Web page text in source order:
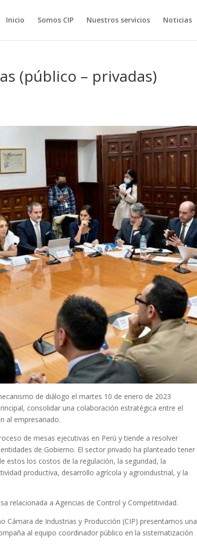
Inicio Somos CIP Nuestros servicios Noticias
(público – privadas)
de diálogo el martes 10 de enero de 2023
consolidar una colaboración estratégica entre el
al empresariado.
de mesas ejecutivas en Perú y tiende a resolver
de Gobierno. El sector privado ha planteado tener
los costos de la regulación, la seguridad, la
productiva, desarrollo agrícola y agroindustrial, y la
relacionada a Agencias de Control y Competitividad.
de Industrias y Producción (CIP) presentamos una
al equipo coordinador público en la sistematización